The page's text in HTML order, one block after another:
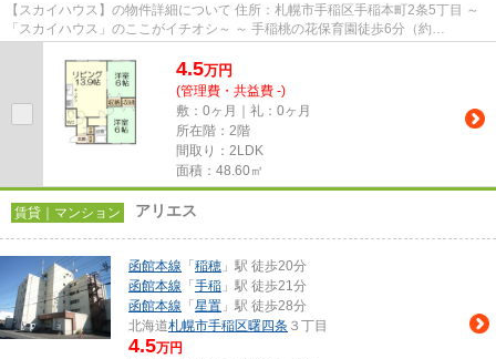
【スカイハウス】の物件詳細について 住所：札幌市手稲区手稲本町2条5丁目 ～
「スカイハウス」のここがイチオシ～ ～ 手稲桃の花保育園徒歩6分（約
4.5万円
(管理費・共益費 -)
敷：0ヶ月｜礼：0ヶ月
所在階：2階
間取り：2LDK
面積：48.60㎡
賃貸｜マンション アリエス
函館本線 「 稲穂 」駅 徒歩20分
函館本線 「 手稲 」駅 徒歩21分
函館本線 「 星置 」駅 徒歩28分
北海道札幌市手稲区曙四条 ３丁目
4.5万円